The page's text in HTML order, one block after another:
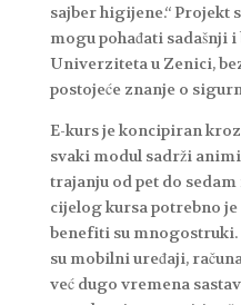
sajber higijene.“ Projekt
mogu pohađati sadašnji
Univerziteta u Zenici,
postojeće znanje o
E-kurs je koncipiran
svaki modul sadrži
trajanju od pet do
cijelog kursa potrebno je
benefiti su mnogostruki.
su mobilni uređaji,
već dugo vremena